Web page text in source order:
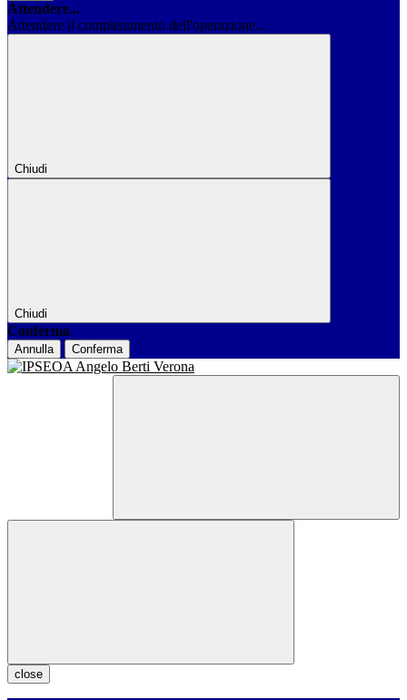
Attendere...
Attendere il completamento dell'operazione...
Chiudi
Chiudi
Conferma
Annulla Conferma
close